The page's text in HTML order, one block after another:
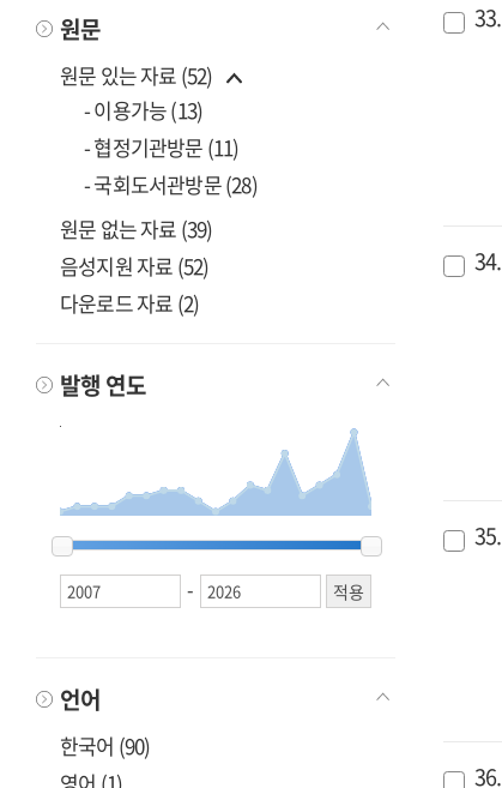
원문
원문 있는 자료 (52)
- 이용가능 (13)
- 협정기관방문 (11)
- 국회도서관방문 (28)
원문 없는 자료 (39)
음성지원 자료 (52)
다운로드 자료 (2)
발행 연도
-
언어
한국어 (90)
33.
34.
35.
36.